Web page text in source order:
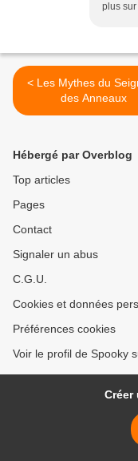
plus sur
< Les Mythes du Seigneur
des Anneaux
Hébergé par Overblog
Top articles
Pages
Contact
Signaler un abus
C.G.U.
Cookies et données
Préférences cookies
Voir le profil de Spooky
Créer